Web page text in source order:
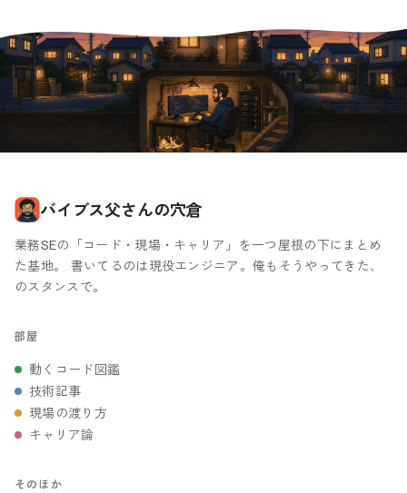
バイブス父さんの穴倉
業務SEの「コード・現場・キャリア」を一つ屋根の下にまとめ
た基地。 書いてるのは現役エンジニア。俺もそうやってきた、
のスタンスで。
部屋
動くコード図鑑
技術記事
現場の渡り方
キャリア論
そのほか